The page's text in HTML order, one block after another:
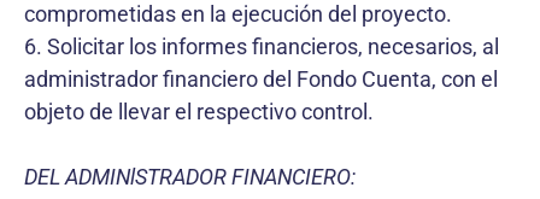
comprometidas en la ejecución del proyecto.
6. Solicitar los informes financieros, necesarios, al
administrador financiero del Fondo Cuenta, con el
objeto de llevar el respectivo control.
DEL ADMINlSTRADOR FINANCIERO: